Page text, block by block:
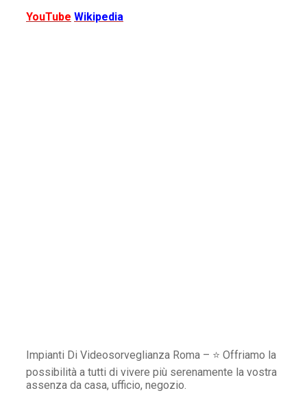
YouTube Wikipedia
Impianti Di Videosorveglianza Roma – ⭐ Offriamo la
possibilità a tutti di vivere più serenamente la vostra
assenza da casa, ufficio, negozio.